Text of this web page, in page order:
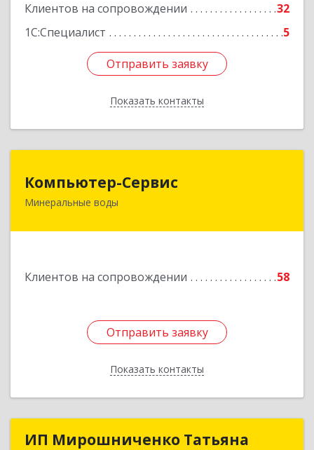
Клиентов на сопровождении
32
1С:Специалист
5
Отправить заявку
Показать контакты
Отправить заявку
Назад
Компьютер-Сервис
Минеральные воды
Клиентов на сопровождении 58
Отправить заявку
Показать контакты
357202, Ставропольский край, Минеральные
Отправить заявку
Назад
ИП Мирошниченко Татьяна
ИП Мирошниченко Татьяна